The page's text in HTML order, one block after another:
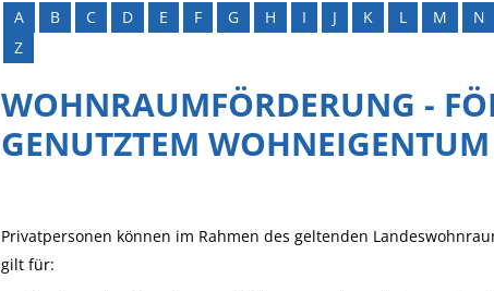
A B C D E F G H I J K L M N
Z
WOHNRAUMFÖRDERUNG -
GENUTZTEM
Privatpersonen können im Rahmen des geltenden
gilt für: